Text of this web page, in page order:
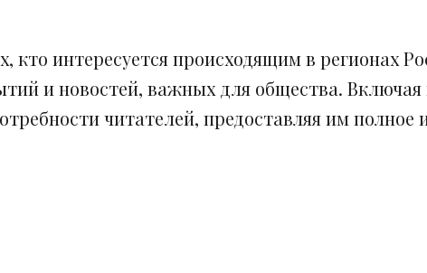
кто интересуется происходящим в регионах
и новостей, важных для общества.
читателей, предоставляя им полное